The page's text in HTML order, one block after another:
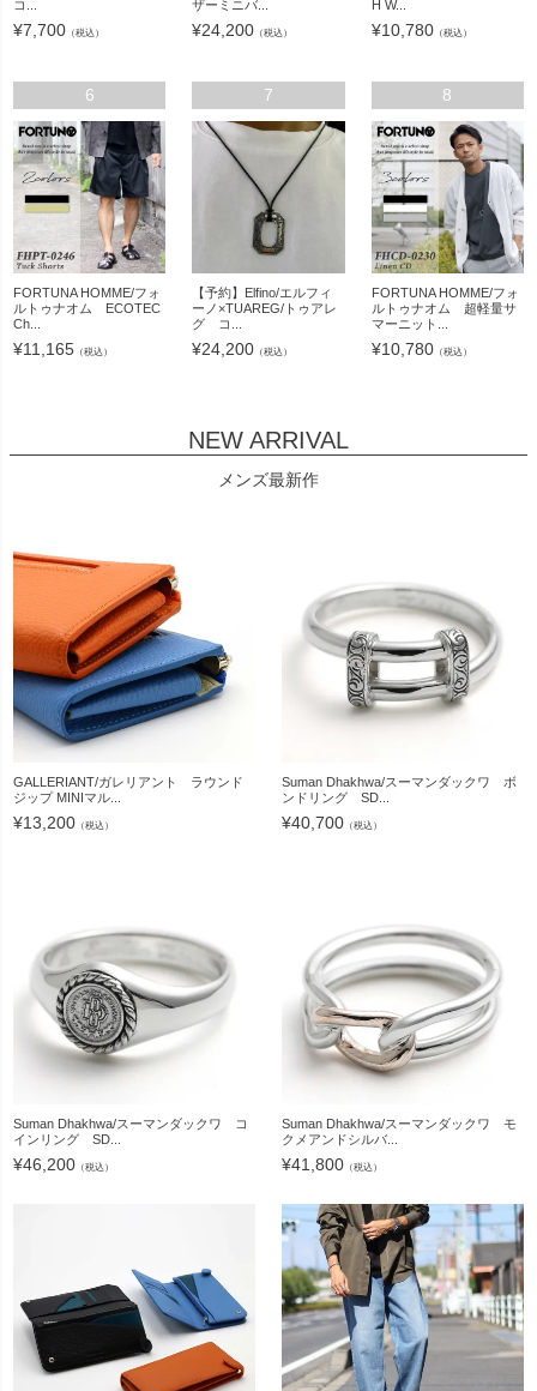
コ...
¥7,700 （税込）
ザーミニバ...
¥24,200 （税込）
H W...
¥10,780（税込）
6
FORTUNA HOMME/フォ
ルトゥナオム ECOTEC
Ch...
¥11,165 （税込）
7
【予約】Elfino/エルフィ
ーノ×TUAREG/トゥアレ
グ コ...
¥24,200 （税込）
8
FORTUNA HOMME/フォ
ルトゥナオム 超軽量サ
マーニット...
¥10,780（税込）
NEW ARRIVAL
メンズ最新作
GALLERIANT/ガレリアント ラウンド
ジップ MINIマル...
¥13,200 （税込）
Suman Dhakhwa/スーマンダックワ ボ
ンドリング SD...
¥40,700 （税込）
Suman Dhakhwa/スーマンダックワ コ
インリング SD...
¥46,200 （税込）
Suman Dhakhwa/スーマンダックワ モ
クメアンドシルバ...
¥41,800 （税込）